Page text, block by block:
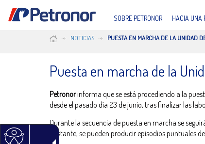
SOBRE PETRONOR HACIA UNA
NOTICIAS PUESTA EN MARCHA DE LA UNIDAD
Puesta en marcha de la
Petronorinforma que se está procediendo a la
desde el pasado día 23 de junio, tras finalizar las
Durante la secuencia de puesta en marcha se
obstante, se pueden producir episodios puntuales